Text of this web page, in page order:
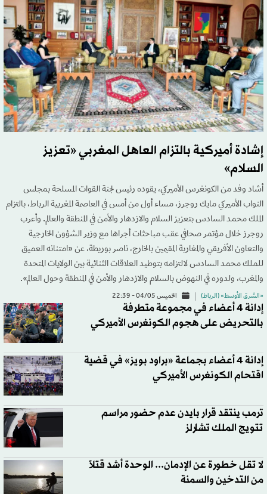
إشادة أميركية بالتزام العاهل المغربي «تعزيز
السلام»
أشاد وفد من الكونغرس الأميركي، يقوده رئيس لجنة القوات المسلحة بمجلس
النواب الأميركي مايك روجرز، مساء أول من أمس في العاصمة المغربية الرباط، بالتزام
الملك محمد السادس بتعزيز السلام والازدهار والأمن في المنطقة والعالم. وأعرب
روجرز خلال مؤتمر صحافي عقب مباحثات أجراها مع وزير الشؤون الخارجية
والتعاون الأفريقي والمغاربة المقيمين بالخارج، ناصر بوريطة، عن «امتنانه العميق
للملك محمد السادس لالتزامه بتوطيد العلاقات الثنائية بين الولايات المتحدة
والمغرب، ولدوره في النهوض بالسلام والازدهار والأمن في المنطقة وحول العالم».
«الشرق الأوسط» (الرباط) الخميس 04/05 - 22:39
إدانة 4 أعضاء في مجموعة متطرفة
بالتحريض على هجوم الكونغرس الأميركي
إدانة 4 أعضاء بجماعة «براود بويز» في قضية
اقتحام الكونغرس الأميركي
ترمب ينتقد قرار بايدن عدم حضور مراسم
تتويج الملك تشارلز
لا تقل خطورة عن الإدمان... الوحدة أشد قتلاً
من التدخين والسمنة